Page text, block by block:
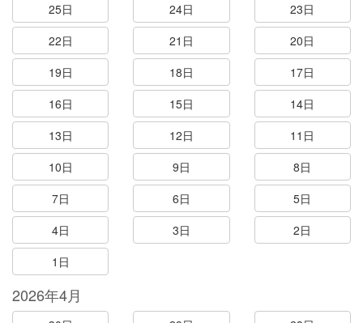
25日
24日
23日
22日
21日
20日
19日
18日
17日
16日
15日
14日
13日
12日
11日
10日
9日
8日
7日
6日
5日
4日
3日
2日
1日
2026年4月